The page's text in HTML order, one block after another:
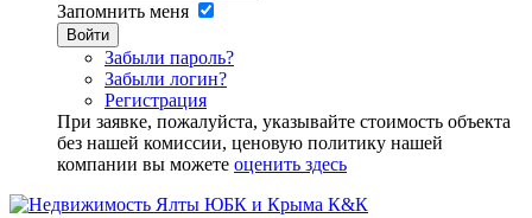
Запомнить меня
Войти
Забыли пароль?
Забыли логин?
Регистрация
При заявке, пожалуйста, указывайте стоимость объекта
без нашей комиссии, ценовую политику нашей
компании вы можете оценить здесь